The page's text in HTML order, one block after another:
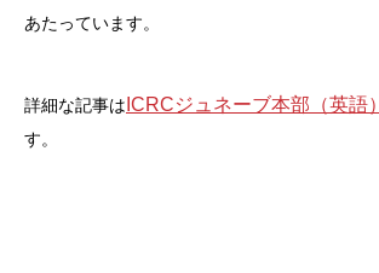
あたっています。
詳細な記事は ICRCジュネーブ本部（英語）
す。